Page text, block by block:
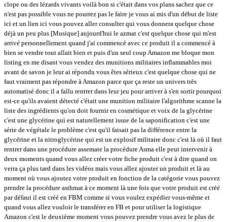
clope ou des lézards vivants voilà bon si c'était dans vos plans sachez que ce
n'est pas possible vous ne pourrez pas le faire je vous ai mis d'un début de liste
ici et un lien ici vous pouvez aller consulter qui vous donnera quelque chose
déjà un peu plus [Musique] aujourd'hui le azmat c'est quelque chose qui m'est
arrivé personnellement quand j'ai commencé avec ce produit il a commencé à
bien se vendre tout allait bien et puis d'un seul coup Amazon me bloque mon
listing en me disant vous vendez des munitions militaires inflammables moi
avant de savon je leur ai répondu vous êtes sérieux c'est quelque chose qui ne
faut vraiment pas répondre à Amazon parce que ça reste un univers très
automatisé donc il a fallu rentrer dans leur jeu pour arriver à s'en sortir pourquoi
est-ce qu'ils avaient détecté c'était une munition militaire l'algorithme scanne la
liste des ingrédients qu'on doit fournir en cosmétique et voix de la glycérine
c'est une glycérine qui est naturellement issue de la saponification c'est une
série de végétale le problème c'est qu'il faisait pas la différence entre la
glycérine et la nitroglycérine qui est un explosif militaire donc c'est là où il faut
rentrer dans une procédure assemate la procédure Asma elle peut intervenir à
deux moments quand vous allez créer votre fiche produit c'est à dire quand on
verra ça plus tard dans les vidéos mais vous allez ajouter un produit et là au
moment où vous ajoutez votre produit en fonction de la catégorie vous pouvez
prendre la procédure asthmat à ce moment là une fois que votre produit est créé
par défaut il est créé en FBM comme si vous voulez expédier vous-même et
quand vous allez vouloir le transférer en FB et pour utiliser la logistique
Amazon c'est le deuxième moment vous pouvez prendre vous avez le plus de